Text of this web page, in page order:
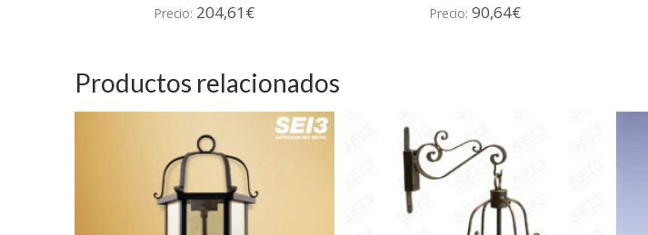
Precio: 204,61 € Precio: 90,64€
Productos relacionados